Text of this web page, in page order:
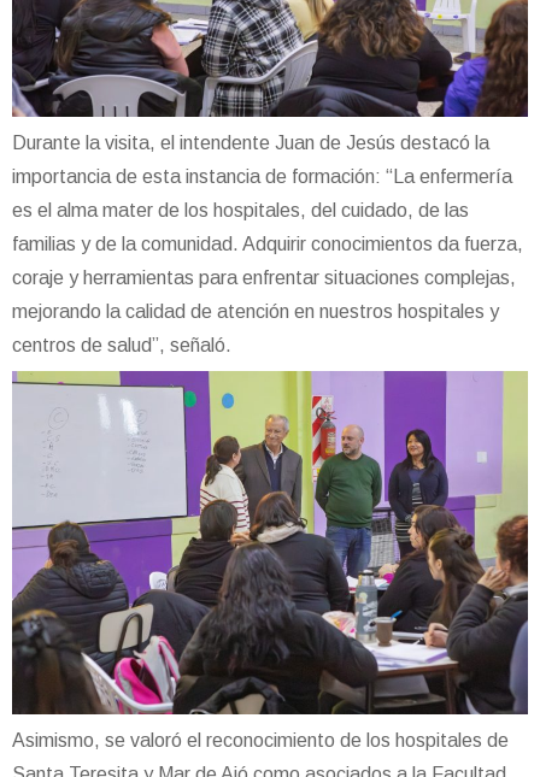
Durante la visita, el intendente Juan de Jesús destacó la
importancia de esta instancia de formación: “La enfermería
es el alma mater de los hospitales, del cuidado, de las
familias y de la comunidad. Adquirir conocimientos da fuerza,
coraje y herramientas para enfrentar situaciones complejas,
mejorando la calidad de atención en nuestros hospitales y
centros de salud”, señaló.
Asimismo, se valoró el reconocimiento de los hospitales de